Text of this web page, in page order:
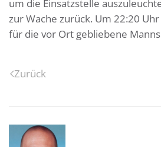
um die Einsatzstelle
zur Wache zurück. Um 22:20
für die vor Ort gebliebene
Zurück